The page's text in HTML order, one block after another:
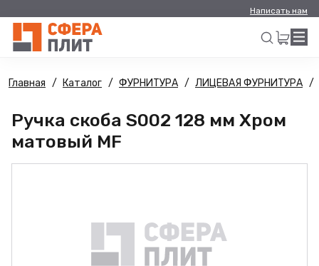
Написать нам
Искать
Главная Каталог ФУРНИТУРА ЛИЦЕВАЯ ФУРНИТУРА
Ручка скоба S002 128 мм Хром
матовый MF